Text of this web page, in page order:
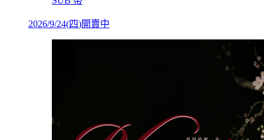
2026/9/24(四)開賣中